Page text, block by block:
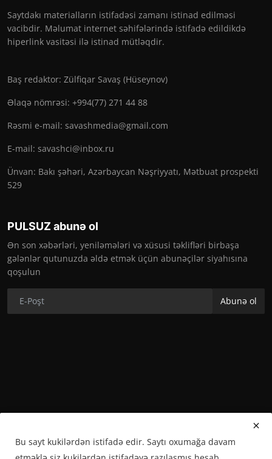
Saytdakı materialların istifadəsi zamanı istinad edilməsi
vacibdir. Məlumat internet səhifələrində istifadə edildikdə
hiperlink vasitəsi ilə istinad mütləqdir.
Baş redaktor: Zülfiqar Savaş (Hüseynov)
Əlaqə nömrəsi: +994(77) 271 44 88
Rəsmi e-mail: savashmedia@gmail.com
E-mail: savashci@inbox.ru
Ünvan: Bakı şəhəri, Azərbaycan Nəşriyyatı, Mətbuat prospekti
529
PULSUZ abunə ol
Ən son xəbərləri, yeniləmələri və xüsusi təklifləri birbaşa
gələnlər qutunuzda əldə etmək üçün abunəçilər siyahısına
qoşulun
Abunə ol
Bu sayt kukilərdən istifadə edir. Saytı oxumağa davam